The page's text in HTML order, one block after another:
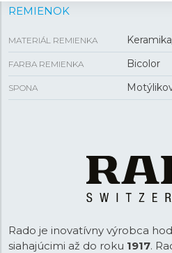
REMIENOK
MATERIÁL REMIENKA
FARBA REMIENKA Bicolor
SPONA
Rado je inovatívny výrobca
siahajúcimi až do roku 1917.